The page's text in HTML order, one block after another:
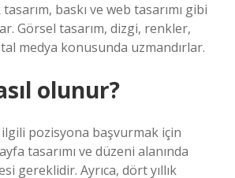
baskı ve web tasarımı gibi
Görsel tasarım, dizgi, renkler,
medya konusunda uzmandırlar.
olunur?
pozisyona başvurmak için
tasarımı ve düzeni alanında
gereklidir. Ayrıca, dört yıllık